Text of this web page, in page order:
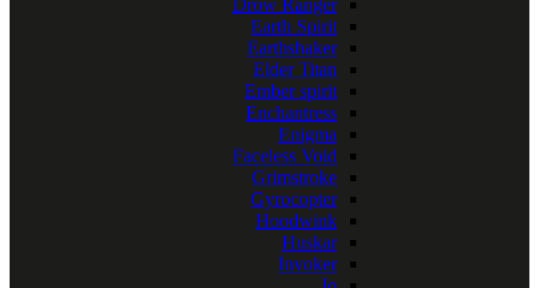
Drow Ranger
Earth Spirit
Earthshaker
Elder Titan
Ember spirit
Enchantress
Enigma
Faceless Void
Grimstroke
Gyrocopter
Hoodwink
Huskar
Invoker